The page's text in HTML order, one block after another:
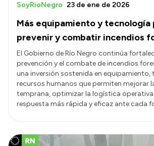
Más equipamiento y tecnología
prevenir y combatir incendios
SoyRioNegro 23 de ene de 2026
El Gobierno de Río Negro continúa
prevención y el combate de incendios
una inversión sostenida en equipamiento,
recursos humanos que permiten mejorar
temprana, optimizar la logística
respuesta más rápida y eficaz ante cada